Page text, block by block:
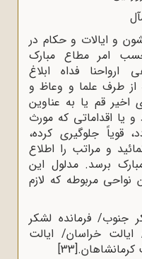
و ایالات و حکام در
امر مطاع مبارک
فداه ابلاغ
از طرف علما و وعاظ و
قم یا به عناوین
و یا اقداماتی که مورث
قویاً جلوگیری کرده،
و مراتب را اطلاع
برسد. مدلول این
نواحی مربوطه که لازم
جنوب/ فرمانده لشکر
خراسان/ ایالت
[33]